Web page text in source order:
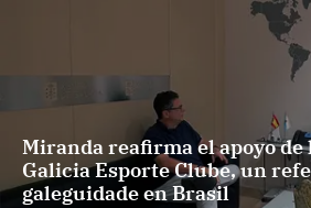
Miranda reafirma el apoyo de
Galicia Esporte Clube, un
galeguidade en Brasil